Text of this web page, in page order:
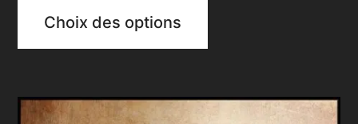
Choix des options